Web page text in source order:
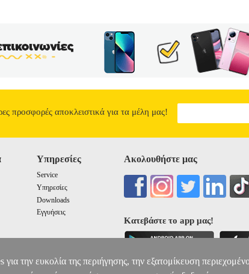
περνά ώρες σερφάροντας στο διαδίκτυο. Φίλους δεν έχει,
του ο Μπάμπης ο Μπαλίτσας, λατρεύει το ποδόσφαιρο και
τον Βρασίδα με έναν σημαντικό κίνδυνο, να συναντήσει
μιλά για τους κινδύνους που κρύβει το διαδίκτυο.
Ο
προσφορές αποκλειστικά για τα μέλη μας!
Υπηρεσίες
Service
Υπηρεσίες
Downloads
Εγγυήσεις
Ακολουθήστε μας
Κατεβάστε το app μας!
για την ευκολία της περιήγησης, την εξατομίκευση